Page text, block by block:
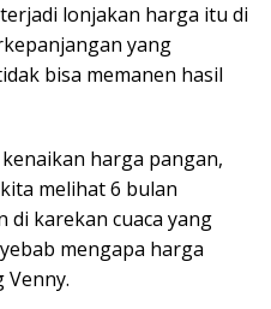
lonjakan harga itu di
yang
bisa memanen hasil
harga pangan,
melihat 6 bulan
di karekan cuaca yang
mengapa harga
Venny.